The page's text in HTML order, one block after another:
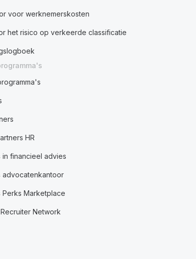
voor werknemerskosten
het risico op verkeerde classificatie
HR
in financieel advies
advocatenkantoor
Perks Marketplace
Network